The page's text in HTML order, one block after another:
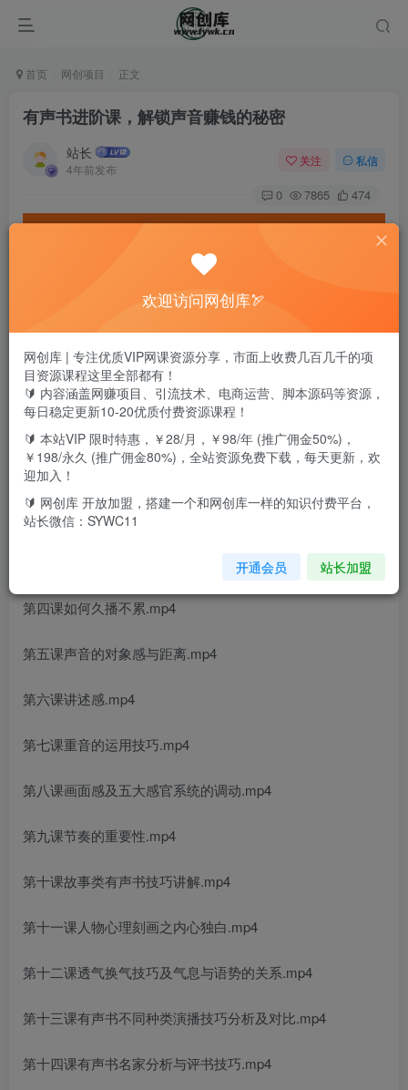
首页 网创项目 正文
有声书进阶课，解锁声音赚钱的秘密
站长
4年前发布
关注 私信
0 7865 474
课程目录：
第一课发音技巧.mp4
第二课练声方法.mp4
第四课如何久播不累.mp4
第五课声音的对象感与距离.mp4
第六课讲述感.mp4
第七课重音的运用技巧.mp4
第八课画面感及五大感官系统的调动.mp4
第九课节奏的重要性.mp4
第十课故事类有声书技巧讲解.mp4
第十一课人物心理刻画之内心独白.mp4
第十二课透气换气技巧及气息与语势的关系.mp4
第十三课有声书不同种类演播技巧分析及对比.mp4
第十四课有声书名家分析与评书技巧.mp4
欢迎访问网创库🏹
网创库 | 专注优质VIP网课资源分享，市面上收费几百几千的项
目资源课程这里全部都有！
🔰 内容涵盖网赚项目、引流技术、电商运营、脚本源码等资源，
每日稳定更新10-20优质付费资源课程！
🔰 本站VIP 限时特惠，￥28/月，￥98/年 (推广佣金50%)，
￥198/永久 (推广佣金80%)，全站资源免费下载，每天更新，欢
迎加入！
🔰 网创库 开放加盟，搭建一个和网创库一样的知识付费平台，
站长微信：SYWC11
开通会员 站长加盟